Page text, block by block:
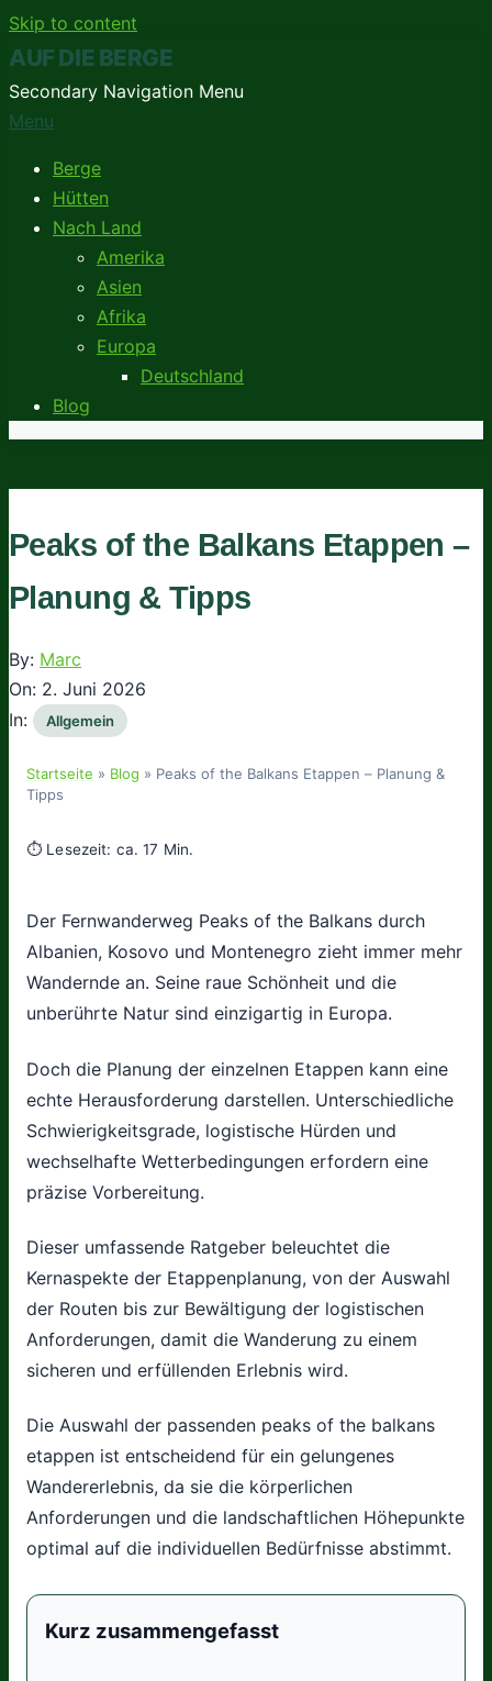
Skip to content
AUF DIE BERGE
Secondary Navigation Menu
Menu
Berge
Hütten
Nach Land
Amerika
Asien
Afrika
Europa
Deutschland
Blog
Peaks of the Balkans Etappen –
Planung & Tipps
By: Marc
On: 2. Juni 2026
In:
Allgemein
Startseite » Blog » Peaks of the Balkans Etappen – Planung &
Tipps
⏱ Lesezeit: ca. 17 Min.
Der Fernwanderweg Peaks of the Balkans durch
Albanien, Kosovo und Montenegro zieht immer mehr
Wandernde an. Seine raue Schönheit und die
unberührte Natur sind einzigartig in Europa.
Doch die Planung der einzelnen Etappen kann eine
echte Herausforderung darstellen. Unterschiedliche
Schwierigkeitsgrade, logistische Hürden und
wechselhafte Wetterbedingungen erfordern eine
präzise Vorbereitung.
Dieser umfassende Ratgeber beleuchtet die
Kernaspekte der Etappenplanung, von der Auswahl
der Routen bis zur Bewältigung der logistischen
Anforderungen, damit die Wanderung zu einem
sicheren und erfüllenden Erlebnis wird.
Die Auswahl der passenden peaks of the balkans
etappen ist entscheidend für ein gelungenes
Wandererlebnis, da sie die körperlichen
Anforderungen und die landschaftlichen Höhepunkte
optimal auf die individuellen Bedürfnisse abstimmt.
Kurz zusammengefasst